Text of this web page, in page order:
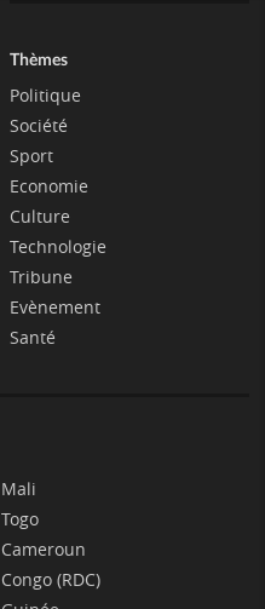
Thèmes
Politique
Société
Sport
Economie
Culture
Technologie
Tribune
Evènement
Santé
Mali
Togo
Cameroun
Congo (RDC)